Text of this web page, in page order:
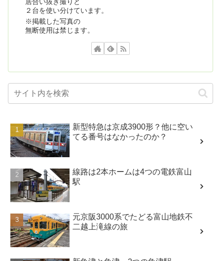
２台を使い分けています。
※掲載した写真の
無断使用は禁じます。
新型特急は京成3900形？他に空い
てる番号はなかったのか？
線路は2本ホームは4つの電鉄富山
駅
元京阪3000系でたどる富山地鉄不
二越上滝線の旅